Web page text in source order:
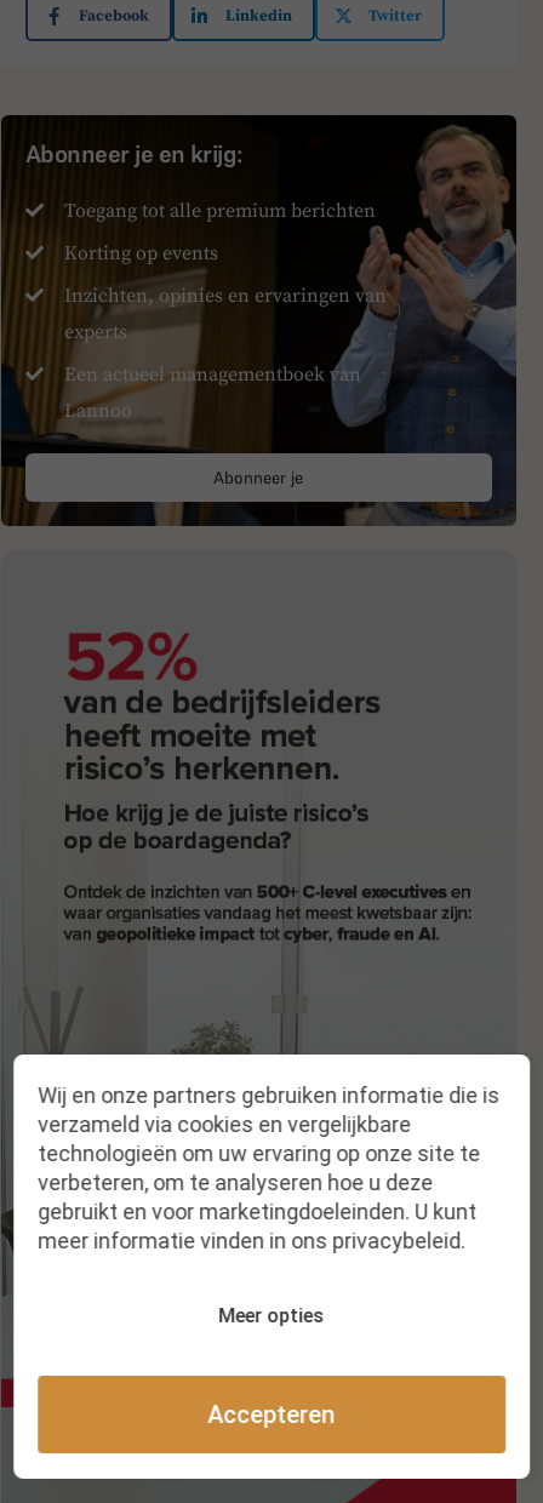
Facebook Linkedin Twitter
Abonneer je en krijg:
Toegang tot alle premium berichten
Korting op events
Inzichten, opinies en ervaringen van
experts
Een actueel managementboek van
Lannoo
Abonneer je
Wij en onze partners gebruiken informatie die is
verzameld via cookies en vergelijkbare
technologieën om uw ervaring op onze site te
verbeteren, om te analyseren hoe u deze
gebruikt en voor marketingdoeleinden. U kunt
meer informatie vinden in ons privacybeleid.
Meer opties
Accepteren